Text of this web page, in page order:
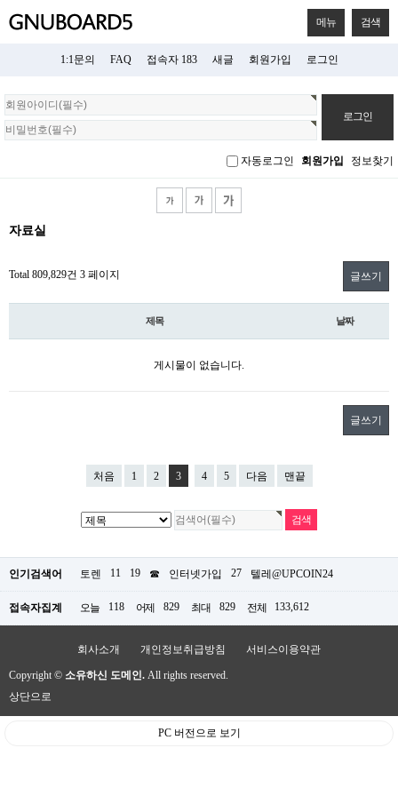
메뉴 검색
1:1문의 FAQ 접속자 183 새글 회원가입 로그인
회
원
로
자동로그인 회원가입 정보찾기
자료실
Total 809,829건 3 페이지 글쓰기
제목 날짜
게시물이 없습니다.
글쓰기
처음 1 2 3 4 5 다음 맨끝
인기검색어 토렌 11 19 ☎ 인터넷가입 27 텔레@UPCOIN24
접속자집계 오늘 118 어제 829 최대 829 전체 133,612
회사소개 개인정보취급방침 서비스이용약관
Copyright © 소유하신 도메인. All rights reserved.
상단으로
PC 버전으로 보기